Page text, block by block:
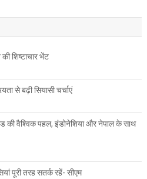
शिष्टाचार भेंट
से बढ़ी सियासी चर्चाएं
की वैश्विक पहल, इंडोनेशिया और नेपाल के साथ
पूरी तरह सतर्क रहें- सीएम